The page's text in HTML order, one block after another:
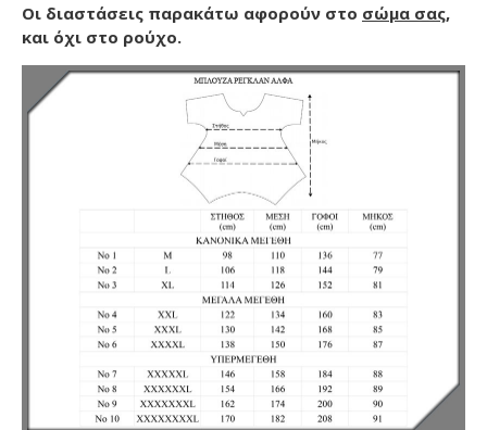
Οι διαστάσεις παρακάτω αφορούν στο σώμα σας,
και όχι στο ρούχο.